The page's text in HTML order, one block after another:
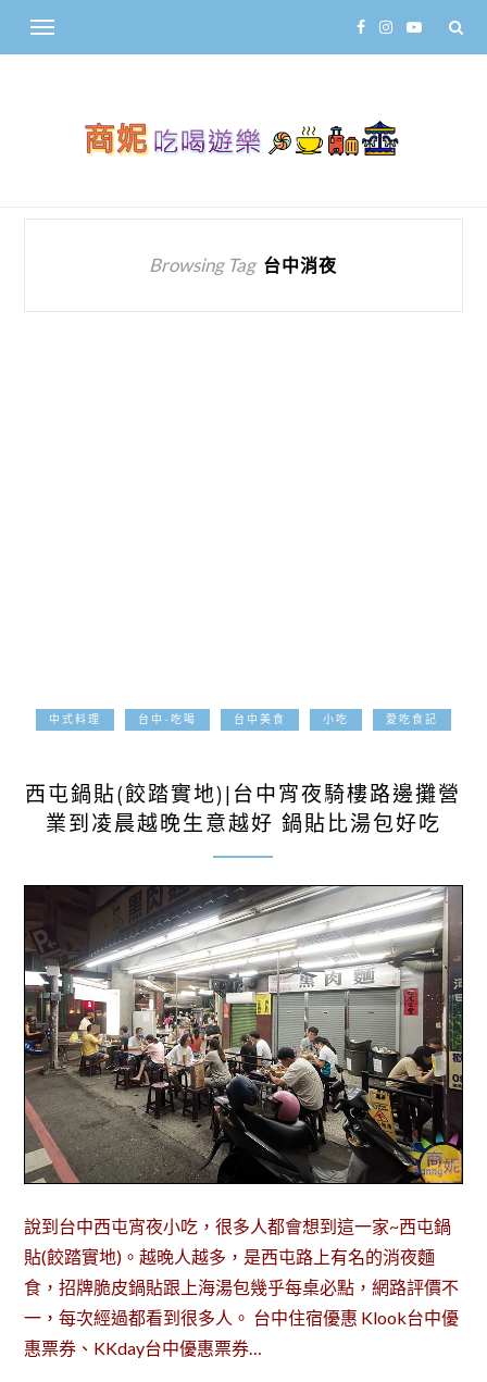
Browsing Tag 台中消夜
中式料理 台中-吃喝 台中美食 小吃 愛吃食記
西屯鍋貼(餃踏實地)|台中宵夜騎樓路邊攤營
業到凌晨越晚生意越好 鍋貼比湯包好吃
說到台中西屯宵夜小吃，很多人都會想到這一家~西屯鍋
貼(餃踏實地)。越晚人越多，是西屯路上有名的消夜麵
食，招牌脆皮鍋貼跟上海湯包幾乎每桌必點，網路評價不
一，每次經過都看到很多人。 台中住宿優惠 Klook台中優
惠票券、KKday台中優惠票券…